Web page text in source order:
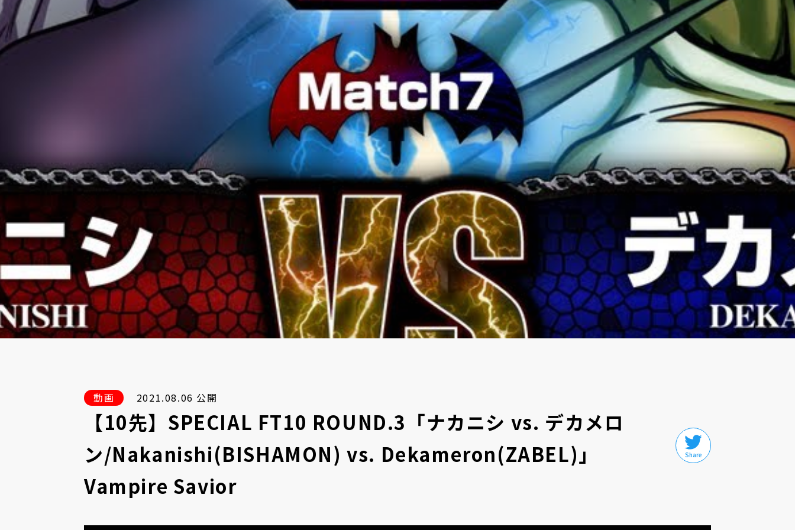
動画 2021.08.06 公開
【10先】SPECIAL FT10 ROUND.3「ナカニシ vs. デカメロ
ン/Nakanishi(BISHAMON) vs. Dekameron(ZABEL)」
Vampire Savior